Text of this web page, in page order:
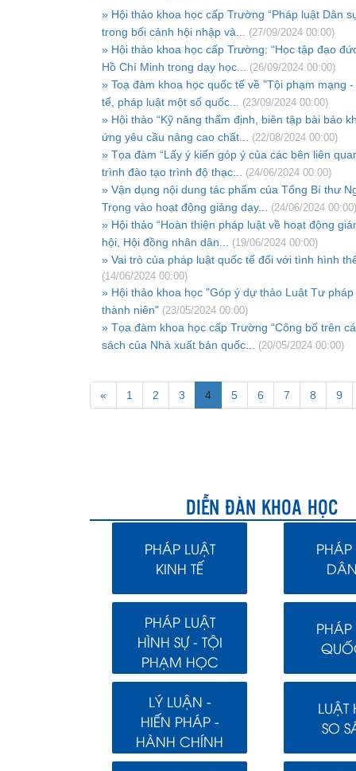
» Hội thảo khoa học cấp Trường “Pháp luật Dân
trong bối cảnh hội nhập và...
(27/09/2024 00:00)
» Hội thảo khoa học cấp Trường: “Học tập đạo
Hồ Chí Minh trong dạy học...
(26/09/2024 00:00)
» Toạ đàm khoa học quốc tế về "Tội phạm mạng
tế, pháp luật một số quốc...
(23/09/2024 00:00)
» Hội thảo “Kỹ năng thẩm định, biên tập bài báo
ứng yêu cầu nâng cao chất...
(22/08/2024 00:00)
» Tọa đàm “Lấy ý kiến góp ý của các bên liên
trình đào tạo trình độ thạc...
(24/06/2024 00:00)
» Vận dụng nội dung tác phẩm của Tổng Bí thư
Trọng vào hoạt động giảng dạy...
(24/06/2024 00:00)
» Hội thảo “Hoàn thiện pháp luật về hoạt động
hội, Hội đồng nhân dân...
(19/06/2024 00:00)
» Vai trò của pháp luật quốc tế đối với tình hình
(14/06/2024 00:00)
» Hội thảo khoa học "Góp ý dự thảo Luật Tư
thành niên" (23/05/2024 00:00)
» Tọa đàm khoa học cấp Trường “Công bố trên
sách của Nhà xuất bản quốc...
(20/05/2024 00:00)
« 1 2 3 4 5 6 7 8 9
DIỄN ĐÀN KHOA HỌC
PHÁP LUẬT
KINH TẾ
PHÁP
PHÁP LUẬT
HÌNH SỰ - TỘI
PHẠM HỌC
PHÁP
LÝ LUẬN -
HIẾN PHÁP -
HÀNH CHÍNH
LUẬT
SO